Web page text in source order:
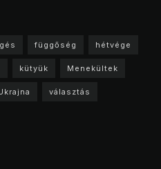
függőség hétvége
kütyük Menekültek
választás